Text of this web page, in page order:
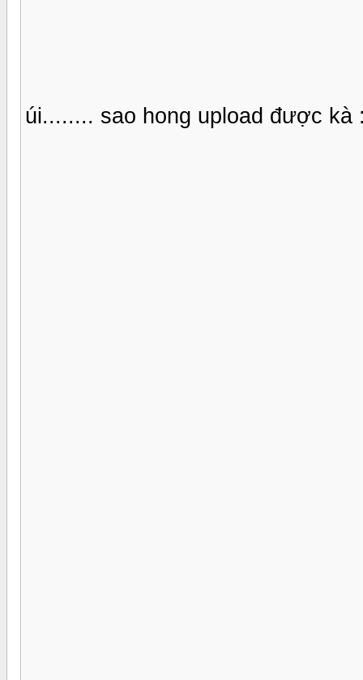
úi........ sao hong upload được kà